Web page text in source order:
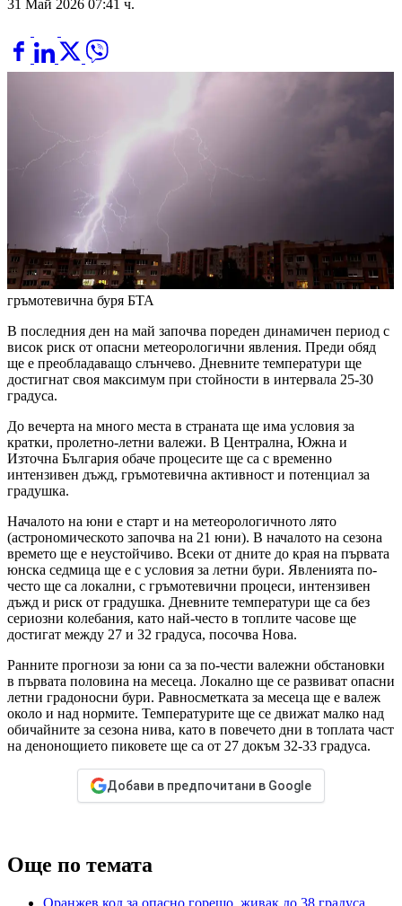
31 Май 2026 07:41 ч.
гръмотевична буря БТА
В последния ден на май започва пореден динамичен период с
висок риск от опасни метеорологични явления. Преди обяд
ще е преобладаващо слънчево. Дневните температури ще
достигнат своя максимум при стойности в интервала 25-30
градуса.
До вечерта на много места в страната ще има условия за
кратки, пролетно-летни валежи. В Централна, Южна и
Източна България обаче процесите ще са с временно
интензивен дъжд, гръмотевична активност и потенциал за
градушка.
Началото на юни е старт и на метеорологичното лято
(астрономическото започва на 21 юни). В началото на сезона
времето ще е неустойчиво. Всеки от дните до края на първата
юнска седмица ще е с условия за летни бури. Явленията по-
често ще са локални, с гръмотевични процеси, интензивен
дъжд и риск от градушка. Дневните температури ще са без
сериозни колебания, като най-често в топлите часове ще
достигат между 27 и 32 градуса, посочва Нова.
Ранните прогнози за юни са за по-чести валежни обстановки
в първата половина на месеца. Локално ще се развиват опасни
летни градоносни бури. Равносметката за месеца ще е валеж
около и над нормите. Температурите ще се движат малко над
обичайните за сезона нива, като в повечето дни в топлата част
на денонощието пиковете ще са от 27 докъм 32-33 градуса.
Добави в предпочитани в Google
Още по темата